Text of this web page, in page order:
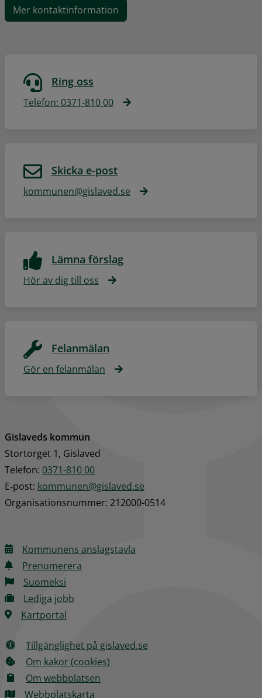
Mer kontaktinformation
Ring oss
Telefon: 0371-810 00
Skicka e-post
kommunen@gislaved.se
Lämna förslag
Hör av dig till oss
Felanmälan
Gör en felanmälan
Gislaveds kommun
Stortorget 1, Gislaved
Telefon: 0371-810 00
E‑post: kommunen@gislaved.se
Organisationsnummer: 212000-0514
Kommunens anslagstavla
Prenumerera
Suomeksi
Lediga jobb
Kartportal
Tillgänglighet på gislaved.se
Om kakor (cookies)
Om webbplatsen
Webbplatskarta